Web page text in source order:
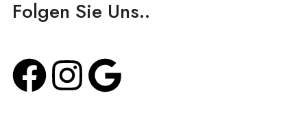
Folgen Sie Uns..